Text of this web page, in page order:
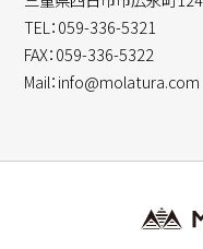
TEL：059-336-5321
FAX：059-336-5322
Mail：info@molatura.com